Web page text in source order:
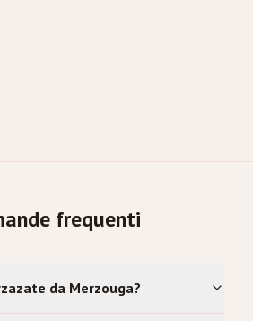
frequenti
da Merzouga?